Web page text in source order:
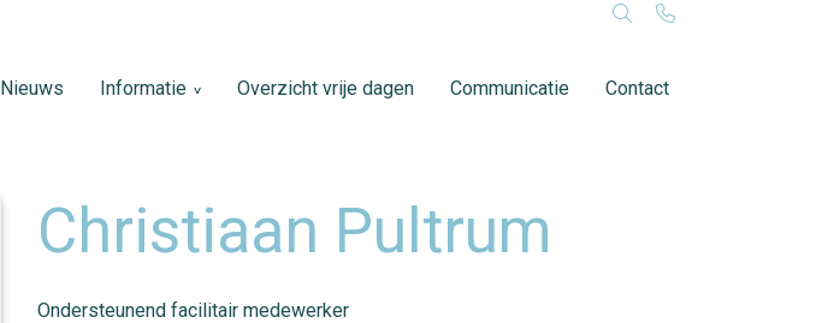
Nieuws Informatie Overzicht vrije dagen Communicatie Contact
Christiaan Pultrum
Ondersteunend facilitair medewerker